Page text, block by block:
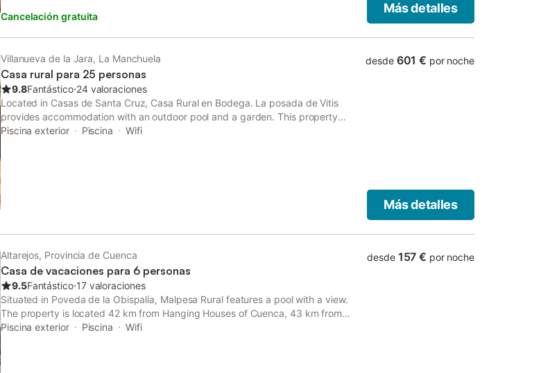
Cancelación gratuita
Más detalles
Villanueva de la Jara, La Manchuela
Casa rural para 25 personas
9.8Fantástico⋅24 valoraciones
Located in Casas de Santa Cruz, Casa Rural en Bodega. La posada de Vitis
provides accommodation with an outdoor pool and a garden. This property
offers access to a balcony, free private parking and free WiFi.
Piscina exterior Piscina Wifi
desde 601 € por noche
Más detalles
Altarejos, Provincia de Cuenca
Casa de vacaciones para 6 personas
9.5Fantástico⋅17 valoraciones
Situated in Poveda de la Obispalía, Malpesa Rural features a pool with a view.
The property is located 42 km from Hanging Houses of Cuenca, 43 km from
Mangana Tower and 43 km from Nuestra Señora de Gracia's Cathedral.
Piscina exterior Piscina Wifi
desde 157 € por noche